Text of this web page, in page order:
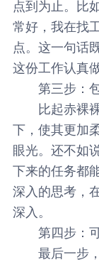
点到为止。比
常好，我在找
点。这一句话
这份工作认真
第三步：
比起赤裸裸
下，使其更加
眼光。还不如
下来的任务都
深入的思考，
深入。
第四步：
最后一步，